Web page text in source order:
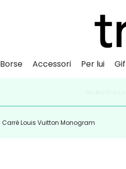
Borse Accessori Per lui
ISCRIVITI
Carrè Louis Vuitton Monogram